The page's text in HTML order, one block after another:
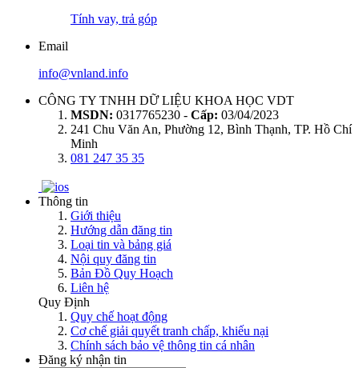
Tính vay, trả góp
Email
info@vnland.info
CÔNG TY TNHH DỮ LIỆU KHOA HỌC VDT
MSDN: 0317765230 - Cấp: 03/04/2023
241 Chu Văn An, Phường 12, Bình Thạnh, TP. Hồ Chí
Minh
081 247 35 35
Thông tin
Giới thiệu
Hướng dẫn đăng tin
Loại tin và bảng giá
Nội quy đăng tin
Bản Đồ Quy Hoạch
Liên hệ
Quy Định
Quy chế hoạt động
Cơ chế giải quyết tranh chấp, khiếu nại
Chính sách bảo vệ thông tin cá nhân
Đăng ký nhận tin